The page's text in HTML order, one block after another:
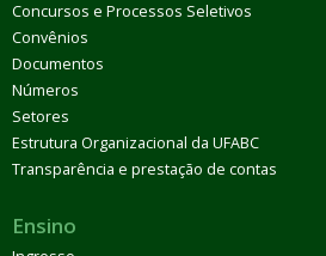
Concursos e Processos Seletivos
Convênios
Documentos
Números
Setores
Estrutura Organizacional da UFABC
Transparência e prestação de contas
Ensino